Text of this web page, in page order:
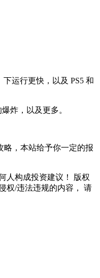
运行更快，以及 PS5 和
炸，以及更多。
略，本站给予你一定的报
人构成投资建议！ 版权
权/违法违规的内容， 请